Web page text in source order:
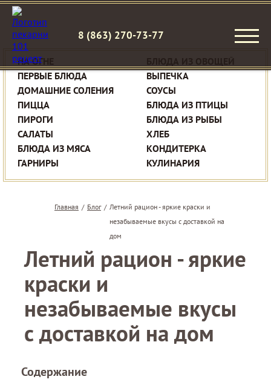
8 (863) 270-73-77
НА ОГНЕ
ПЕРВЫЕ БЛЮДА
ДОМАШНИЕ СОЛЕНИЯ
ПИЦЦА
ПИРОГИ
САЛАТЫ
БЛЮДА ИЗ МЯСА
ГАРНИРЫ
ВЫПЕЧКА
СОУСЫ
БЛЮДА ИЗ ПТИЦЫ
БЛЮДА ИЗ РЫБЫ
ХЛЕБ
КОНДИТЕРКА
КУЛИНАРИЯ
Главная / Блог / Летний рацион - яркие краски и
незабываемые вкусы с доставкой на
дом
Летний рацион - яркие
краски и
незабываемые вкусы
с доставкой на дом
Содержание